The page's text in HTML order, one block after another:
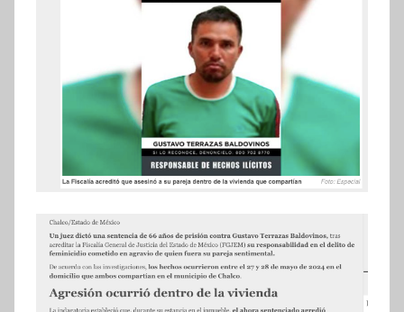
i
v
a